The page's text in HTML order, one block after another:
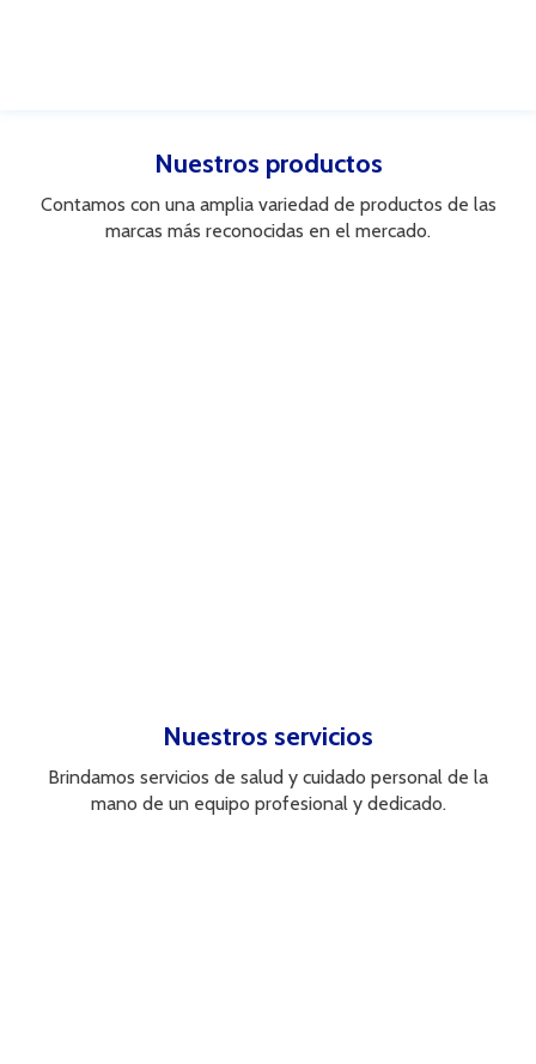
Nuestros productos
Contamos con una amplia variedad de productos de las
marcas más reconocidas en el mercado.
Nuestros servicios
Brindamos servicios de salud y cuidado personal de la
mano de un equipo profesional y dedicado.